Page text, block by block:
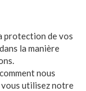
protection de vos
la manière
nous
utilisez notre